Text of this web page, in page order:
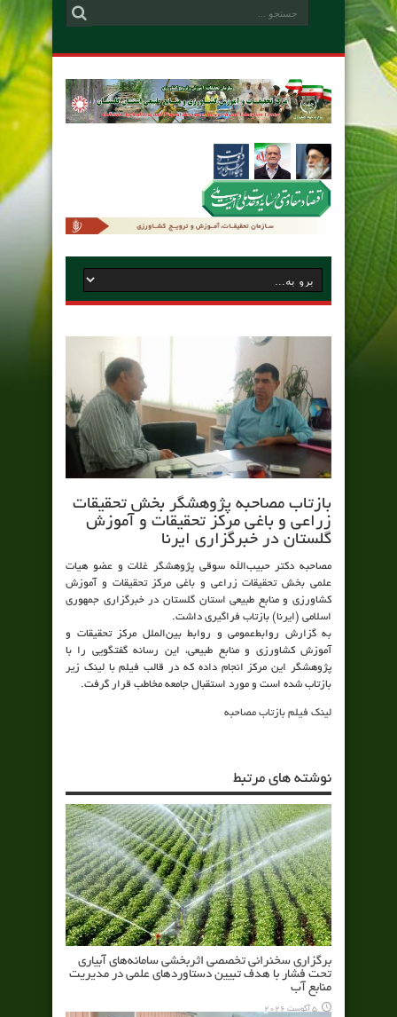
بازتاب مصاحبه پژوهشگر بخش تحقیقات
زراعی و باغی مرکز تحقیقات و آموزش
گلستان در خبرگزاری ایرنا
مصاحبه دکتر حبیب‌الله سوقی پژوهشگر غلات و عضو هیات
علمی بخش تحقیقات زراعی و باغی مرکز تحقیقات و آموزش
کشاورزی و منابع طبیعی استان گلستان در خبرگزاری جمهوری
اسلامی (ایرنا) بازتاب فراگیری داشت.
به گزارش روابط‌عمومی و روابط بین‌الملل مرکز تحقیقات و
آموزش کشاورزی و منابع طبیعی، این رسانه گفتگویی را با
پژوهشگر این مرکز انجام داده که در قالب فیلم با لینک زیر
بازتاب شده است و مورد استقبال جامعه مخاطب قرار گرفت.
لینک فیلم بازتاب مصاحبه
نوشته های مرتبط
برگزاری سخنرانی تخصصی اثربخشی سامانه‌های آبیاری
تحت فشار با هدف تبیین دستاوردهای علمی در مدیریت
منابع آب
5 آگوست 2026